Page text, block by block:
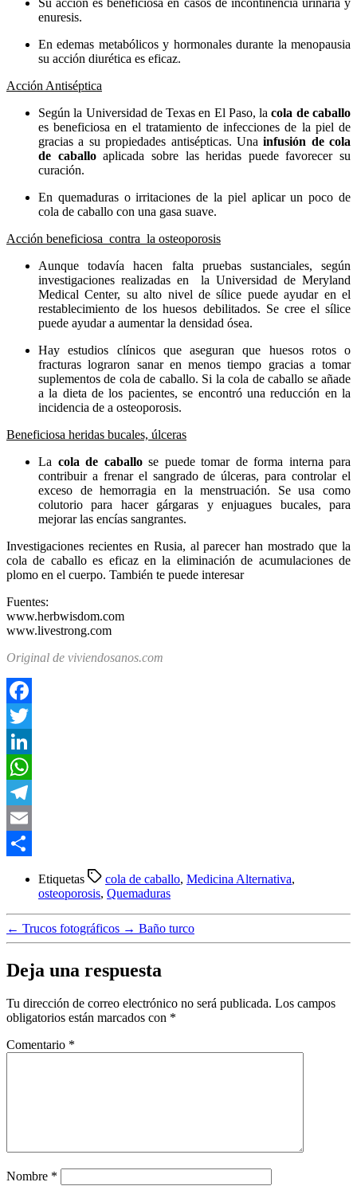
enuresis.
En edemas metabólicos y hormonales durante la menopausia
su acción diurética es eficaz.
Acción Antiséptica
Según la Universidad de Texas en El Paso, la cola de caballo
es beneficiosa en el tratamiento de infecciones de la piel de
gracias a su propiedades antisépticas. Unainfusión de cola
de caballoaplicada sobre las heridas puede favorecer su
curación.
En quemaduras o irritaciones de la piel aplicar un poco de
cola de caballo con una gasa suave.
Acción beneficiosa contra la osteoporosis
Aunque todavía hacen falta pruebas sustanciales, según
investigaciones realizadas en la Universidad de Meryland
Medical Center, su alto nivel de sílice puede ayudar en el
restablecimiento de los huesos debilitados. Se cree el sílice
puede ayudar a aumentar la densidad ósea.
Hay estudios clínicos que aseguran que huesos rotos o
fracturas lograron sanar en menos tiempo gracias a tomar
suplementos de cola de caballo. Si la cola de caballo se añade
a la dieta de los pacientes, se encontró una reducción en la
incidencia de a osteoporosis.
Beneficiosa heridas bucales, úlceras
La cola de caballose puede tomar de forma interna para
contribuir a frenar el sangrado de úlceras, para controlar el
exceso de hemorragia en la menstruación. Se usa como
colutorio para hacer gárgaras y enjuagues bucales, para
mejorar las encías sangrantes.
Investigaciones recientes en Rusia, al parecer han mostrado que la
cola de caballo es eficaz en la eliminación de acumulaciones de
plomo en el cuerpo. También te puede interesar
Fuentes:
www.herbwisdom.com
www.livestrong.com
Original de viviendosanos.com
Facebook
Twitter
LinkedIn
WhatsApp
Telegram
Email
Etiquetas cola de caballo, Medicina Alternativa,
osteoporosis, Quemaduras
← Trucos fotográficos → Baño turco
Deja una respuesta
Tu dirección de correo electrónico no será publicada. Los campos
obligatorios están marcados con *
Comentario *
Nombre *